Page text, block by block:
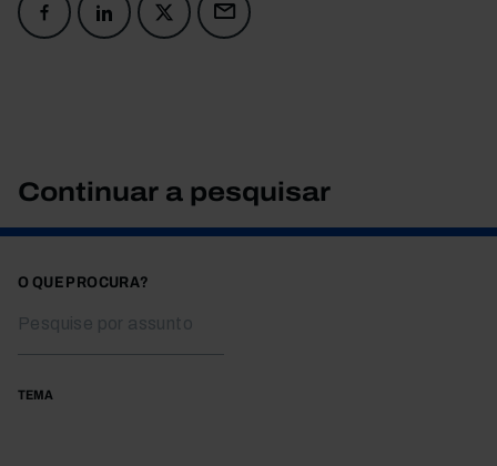
Continuar a pesquisar
O QUE PROCURA?
TEMA